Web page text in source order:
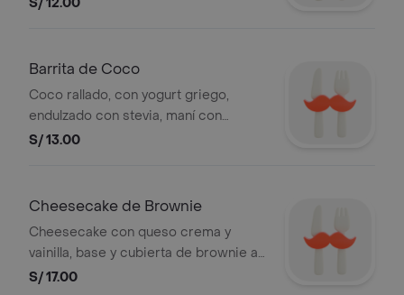
Barrita de Coco
Coco rallado, con yogurt griego,
endulzado con stevia, maní con
manjar, bañado en chocolate y nibs.
S/ 13.00
Cheesecake de Brownie
Cheesecake con queso crema y
vainilla, base y cubierta de brownie al
72% de cacao, decorado con salsa de
S/ 17.00